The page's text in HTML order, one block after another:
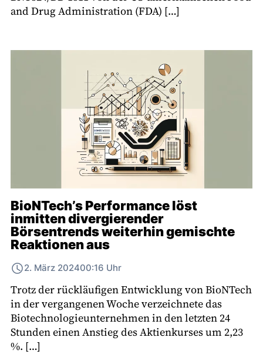
and Drug Administration (FDA) […]
BioNTech’s Performance löst
inmitten divergierender
Börsentrends weiterhin gemischte
Reaktionen aus
2. März 202400:16 Uhr
Trotz der rückläufigen Entwicklung von BioNTech
in der vergangenen Woche verzeichnete das
Biotechnologieunternehmen in den letzten 24
Stunden einen Anstieg des Aktienkurses um 2,23
%. […]